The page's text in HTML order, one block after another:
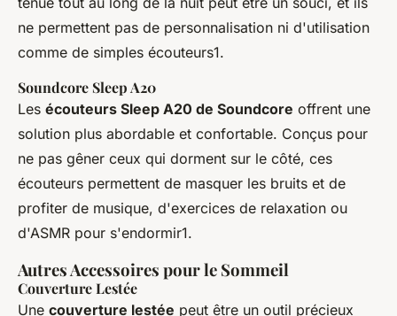
ne permettent pas de personnalisation ni d'utilisation
comme de simples écouteurs1.
Soundcore Sleep A20
Les écouteurs Sleep A20 de Soundcore offrent une
solution plus abordable et confortable. Conçus pour
ne pas gêner ceux qui dorment sur le côté, ces
écouteurs permettent de masquer les bruits et de
profiter de musique, d'exercices de relaxation ou
d'ASMR pour s'endormir1.
Autres Accessoires pour le Sommeil
Couverture Lestée
Une couverture lestée peut être un outil précieux